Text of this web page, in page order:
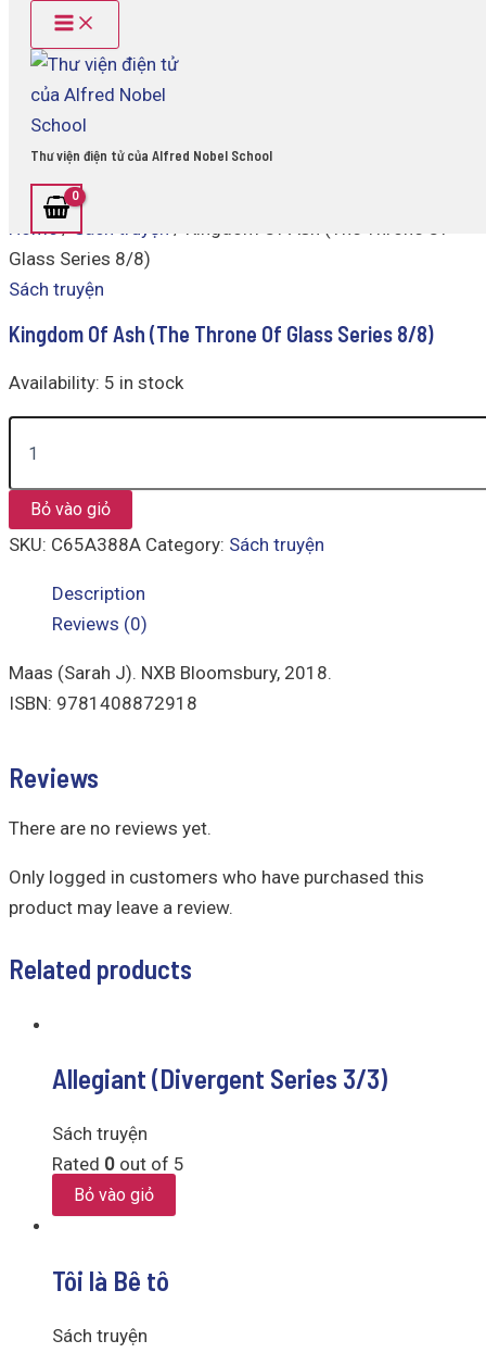
content
Main
Menu
Thư viện điện tử của Alfred Nobel School
Home/Sách truyện / Kingdom Of Ash (The Throne Of
Glass Series 8/8)
Sách truyện
Kingdom Of Ash (The Throne Of Glass Series 8/8)
Availability: 5 in stock
Ash
Throne
Series
8/8)
quantity
Bỏ vào giỏ
SKU: C65A388A Category: Sách truyện
Description
Reviews (0)
Maas (Sarah J). NXB Bloomsbury, 2018.
ISBN: 9781408872918
Reviews
There are no reviews yet.
Only logged in customers who have purchased this
product may leave a review.
Related products
Allegiant (Divergent Series 3/3)
Sách truyện
Rated 0 out of 5
Bỏ vào giỏ
Tôi là Bê tô
Sách truyện